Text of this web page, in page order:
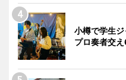
小樽で学生
プロ奏者交